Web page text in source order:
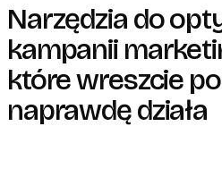
Narzędzia do
kampanii
które wreszcie
naprawdę działa